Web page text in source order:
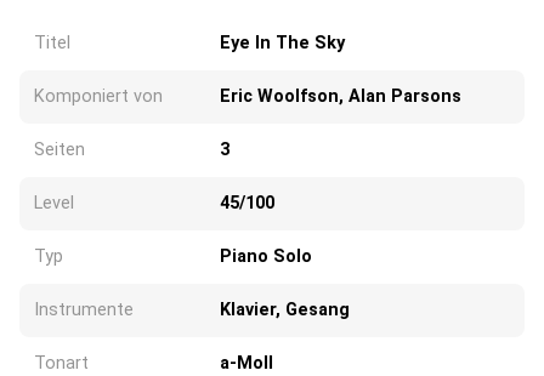
Titel Eye In The Sky
Komponiert von Eric Woolfson, Alan Parsons
Seiten 3
Level 45/100
Typ Piano Solo
Instrumente Klavier, Gesang
Tonart a-Moll